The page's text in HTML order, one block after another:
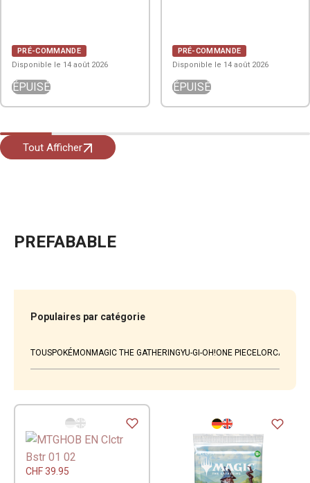
PRÉ-COMMANDE
Disponible le 14 août 2026
ÉPUISÉ
PRÉ-COMMANDE
Disponible le 14 août 2026
ÉPUISÉ
Tout Afficher
PREFABABLE
Populaires par catégorie
TOUSPOKÉMONMAGIC THE GATHERINGYU-GI-OH!ONE PIECELORCANA
CHF39.95